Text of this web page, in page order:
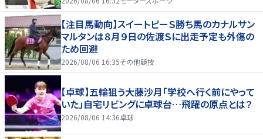
【注目馬動向】スイートピーＳ勝ち馬のカナルサン
マルタンは８月９日の佐渡Ｓに出走予定も外傷の
ため回避
2026/08/06 16:35その他競技
【卓球】五輪狙う大藤沙月「学校へ行く前にやって
いた」自宅リビングに卓球台…飛躍の原点とは？
2026/08/06 14:36卓球